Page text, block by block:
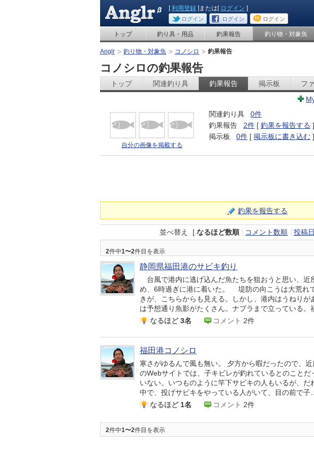
[利用登録 ]または[ ログイン ]
ログイン ログイン ログイン
トップ 釣り具・用品 釣果報告 釣り物・対象魚
Anglr 釣り物・対象魚 コノシロ 釣果報告
コノシロの釣果報告
トップ 関連釣り具 釣果報告 掲示板
フ
自分の画像を掲載する
関連釣り具
0件
釣果報告
2件 [ 釣果を報告する ]
掲示板
0件 [ 掲示板に書き込む ]
釣果を報告する
並べ替え [なるほど数順 コメント数順 投稿
2件中1〜2件目を表示
静岡県福田港のサビキ釣り
台風で港内に逃げ込んだ魚たちを狙おうと思い、
め、6時過ぎに港に着いた。 堤防の向こうは大荒れ
きが、こちらからも見える。しかし、港内はうねりが
は予想通り魚影がたくさん。ナブラまで立っている。
なるほど 3名 コメント 2件
福田港コノシロ
寒さがゆるんで風も無い。 夕方から暇だったので、
のWebサイトでは、子キビレが釣れているとのことだ
いない。いつものように竿下サビキの人もいるが、
中で、投げサビキをやっている人がいて、目の前で子...
なるほど 1名 コメント 2件
2件中1〜2件目を表示